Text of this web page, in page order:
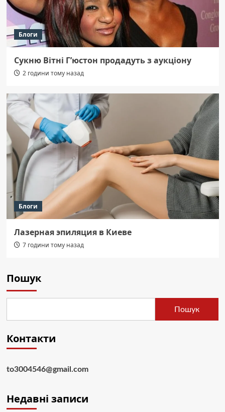
Блоги
Сукню Вітні Г’юстон продадуть з аукціону
2 години тому назад
Блоги
Лазерная эпиляция в Киеве
7 години тому назад
Пошук
Пошук
Контакти
to3004546@gmail.com
Недавні записи